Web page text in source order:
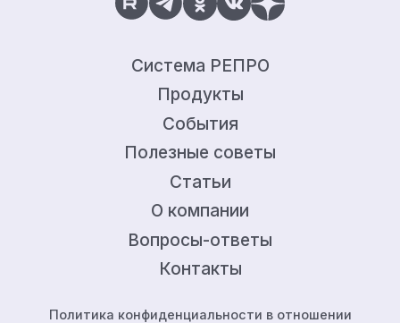
Система РЕПРО
Продукты
События
Полезные советы
Статьи
О компании
Вопросы-ответы
Контакты
Политика конфиденциальности в отношении